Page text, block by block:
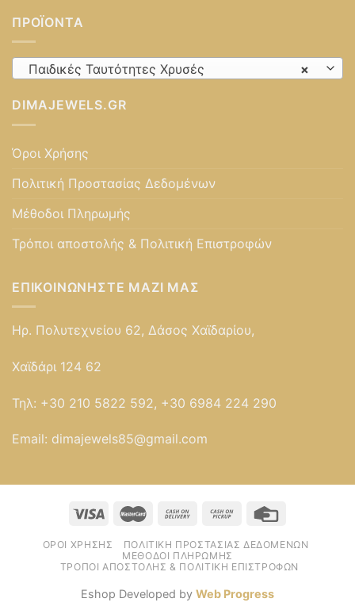
ΠΡΟΪΌΝΤΑ
×
Παιδικές Ταυτότητες Χρυσές
DIMAJEWELS.GR
Όροι Χρήσης
Πολιτική Προστασίας Δεδομένων
Μέθοδοι Πληρωμής
Τρόποι αποστολής & Πολιτική Επιστροφών
ΕΠΙΚΟΙΝΩΝΉΣΤΕ ΜΑΖΊ ΜΑΣ
Ηρ. Πολυτεχνείου 62, Δάσος Χαϊδαρίου,
Χαϊδάρι 124 62
Τηλ: +30 210 5822 592, +30 6984 224 290
Email: dimajewels85@gmail.com
ΌΡΟΙ ΧΡΉΣΗΣ
ΠΟΛΙΤΙΚΉ ΠΡΟΣΤΑΣΊΑΣ ΔΕΔΟΜΈΝΩΝ
ΜΈΘΟΔΟΙ ΠΛΗΡΩΜΉΣ
ΤΡΌΠΟΙ ΑΠΟΣΤΟΛΉΣ & ΠΟΛΙΤΙΚΉ ΕΠΙΣΤΡΟΦΏΝ
Eshop Developed by Web Progress